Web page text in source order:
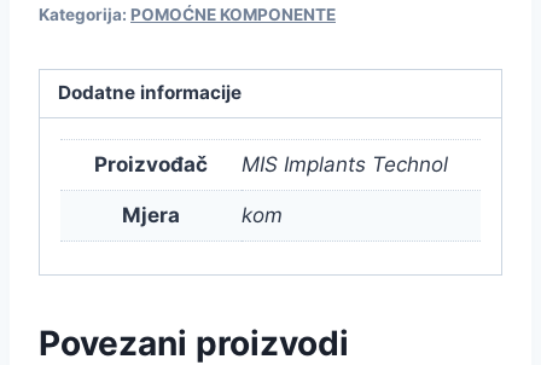
Kategorija: POMOĆNE KOMPONENTE
Dodatne informacije
Proizvođač MIS Implants Technol
Mjera kom
Povezani proizvodi